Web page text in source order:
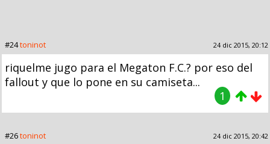
#24toninot 24 dic 2015, 20:12
riquelme jugo para el Megaton F.C.? por eso del
fallout y que lo pone en su camiseta...
1
#26toninot 24 dic 2015, 20:42